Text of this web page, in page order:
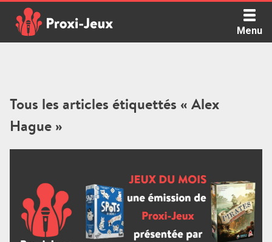
content
Menu
Tous les articles étiquettés « Alex
Hague »